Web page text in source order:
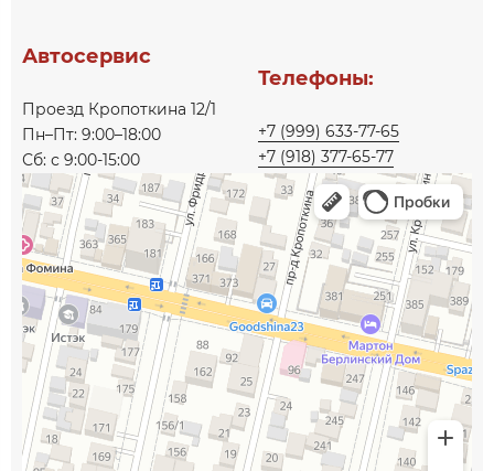
Автосервис
Проезд Кропоткина 12/1
Пн–Пт: 9:00–18:00
Сб: с 9:00-15:00
Телефоны:
+7 (999) 633-77-65
+7 (918) 377-65-77